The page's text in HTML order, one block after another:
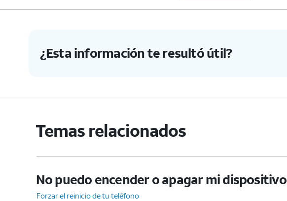
¿Esta información te resultó útil?
Temas relacionados
No puedo encender o apagar mi dispositivo
Forzar el reinicio de tu teléfono